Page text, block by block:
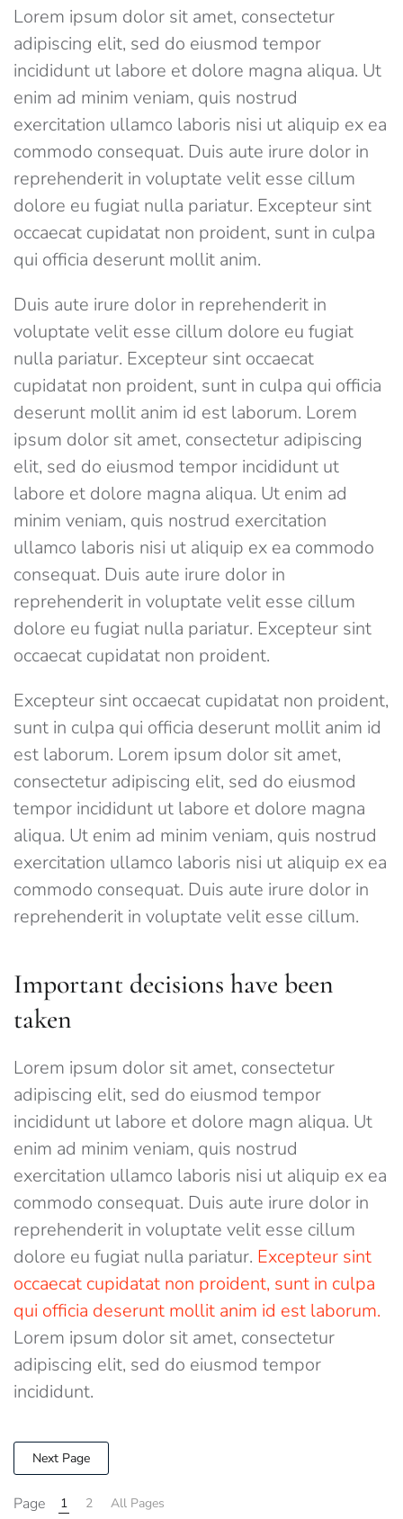
Lorem ipsum dolor sit amet, consectetur
adipiscing elit, sed do eiusmod tempor
incididunt ut labore et dolore magna aliqua. Ut
enim ad minim veniam, quis nostrud
exercitation ullamco laboris nisi ut aliquip ex ea
commodo consequat. Duis aute irure dolor in
reprehenderit in voluptate velit esse cillum
dolore eu fugiat nulla pariatur. Excepteur sint
occaecat cupidatat non proident, sunt in culpa
qui officia deserunt mollit anim.
Duis aute irure dolor in reprehenderit in
voluptate velit esse cillum dolore eu fugiat
nulla pariatur. Excepteur sint occaecat
cupidatat non proident, sunt in culpa qui officia
deserunt mollit anim id est laborum. Lorem
ipsum dolor sit amet, consectetur adipiscing
elit, sed do eiusmod tempor incididunt ut
labore et dolore magna aliqua. Ut enim ad
minim veniam, quis nostrud exercitation
ullamco laboris nisi ut aliquip ex ea commodo
consequat. Duis aute irure dolor in
reprehenderit in voluptate velit esse cillum
dolore eu fugiat nulla pariatur. Excepteur sint
occaecat cupidatat non proident.
Excepteur sint occaecat cupidatat non proident,
sunt in culpa qui officia deserunt mollit anim id
est laborum. Lorem ipsum dolor sit amet,
consectetur adipiscing elit, sed do eiusmod
tempor incididunt ut labore et dolore magna
aliqua. Ut enim ad minim veniam, quis nostrud
exercitation ullamco laboris nisi ut aliquip ex ea
commodo consequat. Duis aute irure dolor in
reprehenderit in voluptate velit esse cillum.
Important decisions have been
taken
Lorem ipsum dolor sit amet, consectetur
adipiscing elit, sed do eiusmod tempor
incididunt ut labore et dolore magn aliqua. Ut
enim ad minim veniam, quis nostrud
exercitation ullamco laboris nisi ut aliquip ex ea
commodo consequat. Duis aute irure dolor in
reprehenderit in voluptate velit esse cillum
dolore eu fugiat nulla pariatur. Excepteur sint
occaecat cupidatat non proident, sunt in culpa
qui officia deserunt mollit anim id est laborum.
Lorem ipsum dolor sit amet, consectetur
adipiscing elit, sed do eiusmod tempor
incididunt.
Next Page
Page 1 2 All Pages